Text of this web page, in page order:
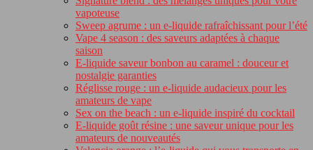
vapoteuse
Sweep agrume : un e-liquide rafraîchissant pour l’été
Vape 4 season : des saveurs adaptées à chaque
saison
E-liquide saveur bonbon au caramel : douceur et
nostalgie garanties
Réglisse rouge : un e-liquide audacieux pour les
amateurs de vape
Sex on the beach : un e-liquide inspiré du cocktail
E-liquide goût résine : une saveur unique pour les
amateurs de nouveautés